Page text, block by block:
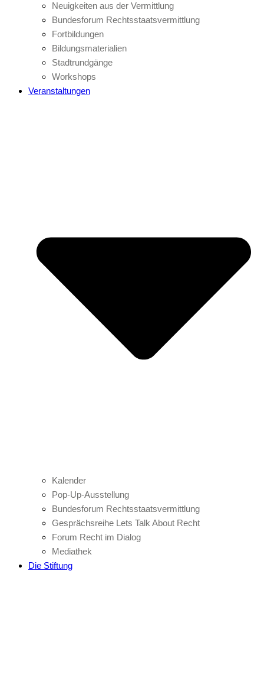
Neuigkeiten aus der Vermittlung
Bundesforum Rechtsstaatsvermittlung
Fortbildungen
Bildungsmaterialien
Stadtrundgänge
Workshops
Veranstaltungen
Kalender
Pop-Up-Ausstellung
Bundesforum Rechtsstaatsvermittlung
Gesprächsreihe Lets Talk About Recht
Forum Recht im Dialog
Mediathek
Die Stiftung